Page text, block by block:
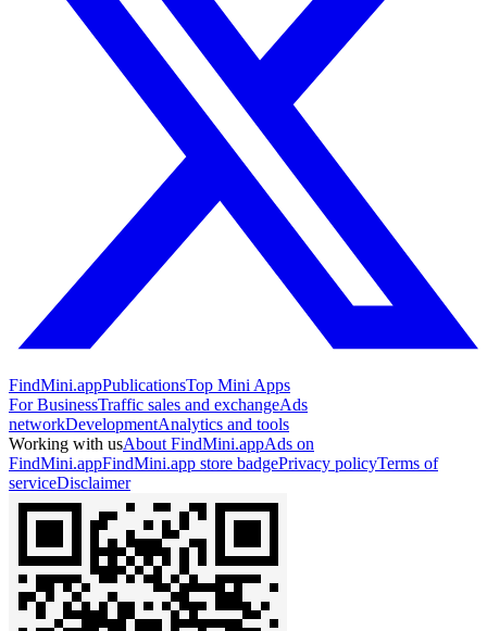
FindMini.appPublicationsTop Mini Apps
For BusinessTraffic sales and exchangeAds
networkDevelopmentAnalytics and tools
Working with usAbout FindMini.appAds on
FindMini.appFindMini.app store badgePrivacy policyTerms of
serviceDisclaimer